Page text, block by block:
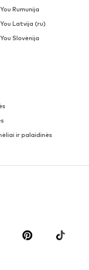
ir palaidinės
Rumunija
Latvija (ru)
Slovėnija